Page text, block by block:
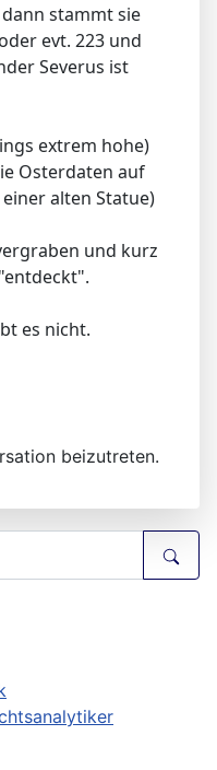
stammt sie
evt. 223 und
Severus ist
extrem hohe)
Osterdaten auf
alten Statue)
und kurz
es nicht.
beizutreten.